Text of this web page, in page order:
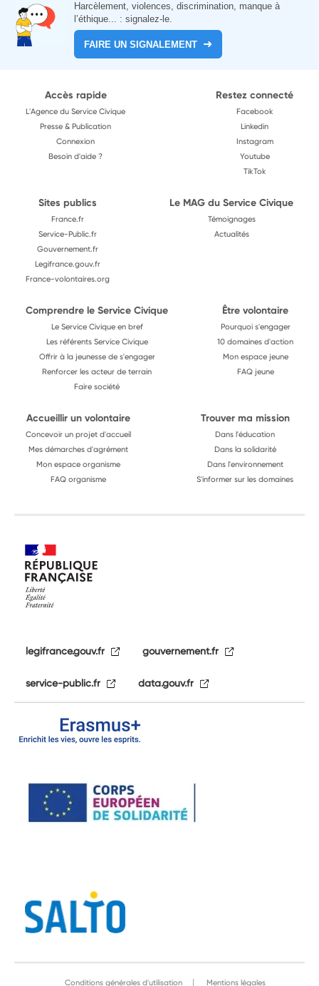
Harcèlement, violences, discrimination, manque à
l’éthique... : signalez-le.
FAIRE UN SIGNALEMENT
Accès rapide
L'Agence du Service Civique
Presse & Publication
Connexion
Besoin d'aide ?
Restez connecté
Facebook
Linkedin
Instagram
Youtube
TikTok
Sites publics
France.fr
Service-Public.fr
Gouvernement.fr
Legifrance.gouv.fr
France-volontaires.org
Le MAG du Service Civique
Témoignages
Actualités
Comprendre le Service Civique
Le Service Civique en bref
Les référents Service Civique
Offrir à la jeunesse de s'engager
Renforcer les acteur de terrain
Faire société
Être volontaire
Pourquoi s'engager
10 domaines d'action
Mon espace jeune
FAQ jeune
Accueillir un volontaire
Concevoir un projet d'accueil
Mes démarches d'agrément
Mon espace organisme
FAQ organisme
Trouver ma mission
Dans l'éducation
Dans la solidarité
Dans l'environnement
S'informer sur les domaines
legifrance.gouv.fr gouvernement.fr
service-public.fr data.gouv.fr
Conditions générales d'utilisation Mentions légales